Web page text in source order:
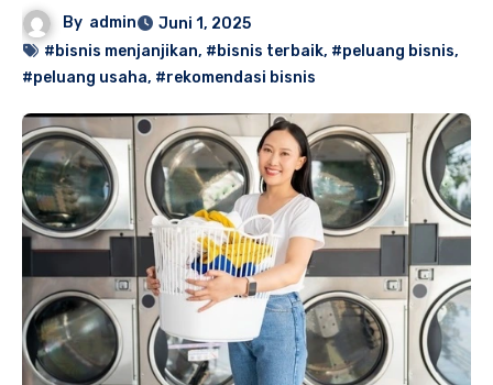
By admin
Juni 1, 2025
#bisnis menjanjikan, #bisnis terbaik, #peluang bisnis,
#peluang usaha, #rekomendasi bisnis